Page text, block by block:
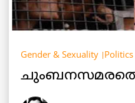
Gender & Sexuality Politics